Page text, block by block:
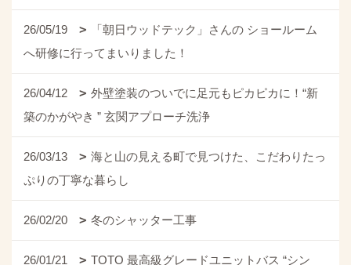
26/05/19
「朝日ウッドテック」さんの ショールーム
へ研修に行ってまいりました！
26/04/12
外壁塗装のついでに足元もピカピカに！“新
築のかがやき ” 玄関アプローチ洗浄
26/03/13
海と山の見える町で見つけた、こだわりたっ
ぷりの丁寧な暮らし
26/02/20 冬のシャッター工事
26/01/21
TOTO 最高級グレードユニットバス “シン